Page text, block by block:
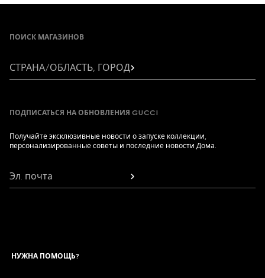
ПОИСК МАГАЗИНОВ
СТРАНА/ОБЛАСТЬ, ГОРОД
ПОДПИСАТЬСЯ НА ОБНОВЛЕНИЯ GUCCI
Получайте эксклюзивные новости о запуске коллекции,
персонализированные советы и последние новости Дома.
Эл. почта
НУЖНА ПОМОЩЬ?